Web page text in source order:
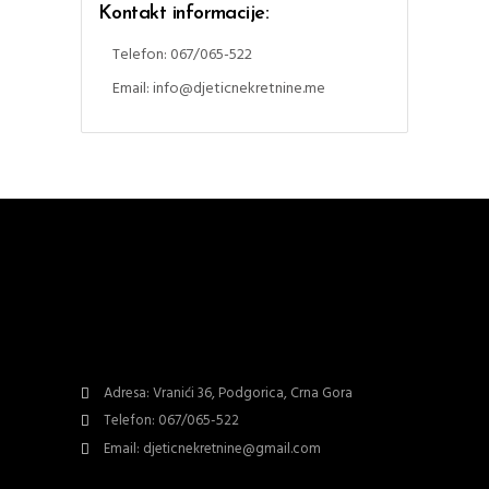
Kontakt informacije:
Telefon: 067/065-522
Email: info@djeticnekretnine.me
Adresa: Vranići 36, Podgorica, Crna Gora
Telefon: 067/065-522
Email: djeticnekretnine@gmail.com